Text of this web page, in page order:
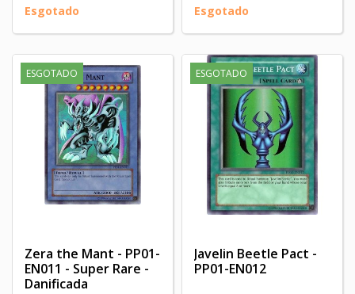
Esgotado Esgotado
ESGOTADO
Zera the Mant - PP01-
EN011 - Super Rare -
Danificada
ESGOTADO
Javelin Beetle Pact -
PP01-EN012